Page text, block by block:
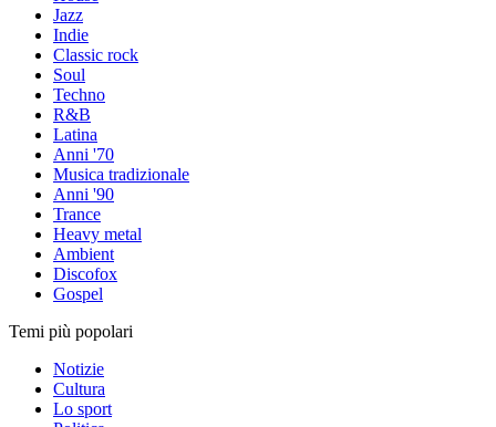
Jazz
Indie
Classic rock
Soul
Techno
R&B
Latina
Anni '70
Musica tradizionale
Anni '90
Trance
Heavy metal
Ambient
Discofox
Gospel
Temi più popolari
Notizie
Cultura
Lo sport